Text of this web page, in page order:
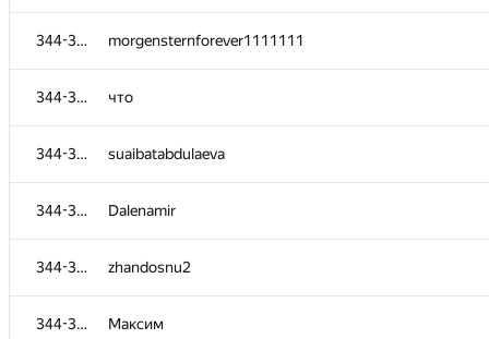
344-375 morgensternforever1111111
344-375 что
344-375 suaibatabdulaeva
344-375 Dalenamir
344-375 zhandosnu2
344-375 Максим
344-375 morgensternforever1111111
344-375 что
344-375 suaibatabdulaeva
344-375 Dalenamir
344-375 zhandosnu2
344-375 Максим